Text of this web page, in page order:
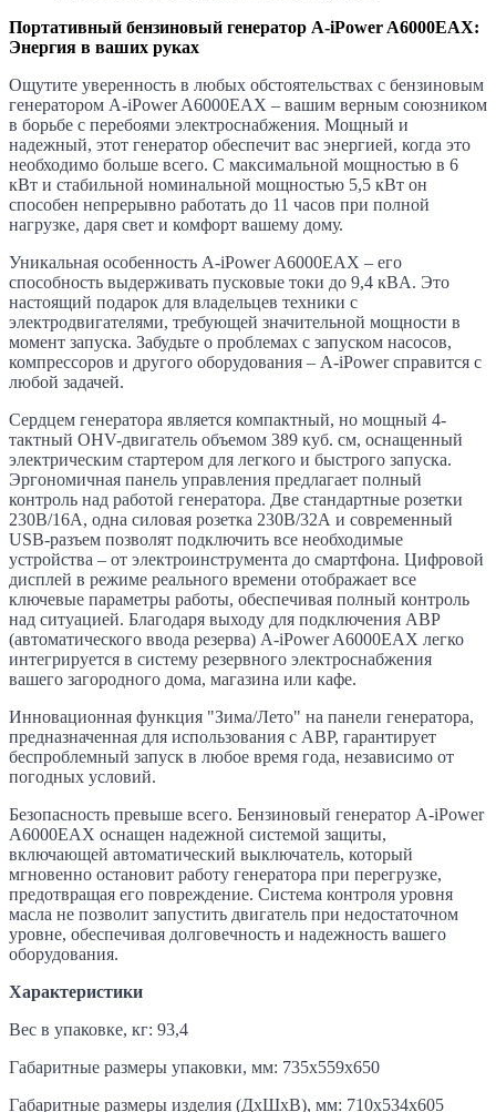
Портативный бензиновый генератор A-iPower A6000EAX:
Энергия в ваших руках
Ощутите уверенность в любых обстоятельствах с бензиновым
генератором A-iPower A6000EAX – вашим верным союзником
в борьбе с перебоями электроснабжения. Мощный и
надежный, этот генератор обеспечит вас энергией, когда это
необходимо больше всего. С максимальной мощностью в 6
кВт и стабильной номинальной мощностью 5,5 кВт он
способен непрерывно работать до 11 часов при полной
нагрузке, даря свет и комфорт вашему дому.
Уникальная особенность A-iPower A6000EAX – его
способность выдерживать пусковые токи до 9,4 кВA. Это
настоящий подарок для владельцев техники с
электродвигателями, требующей значительной мощности в
момент запуска. Забудьте о проблемах с запуском насосов,
компрессоров и другого оборудования – A-iPower справится с
любой задачей.
Сердцем генератора является компактный, но мощный 4-
тактный OHV-двигатель объемом 389 куб. см, оснащенный
электрическим стартером для легкого и быстрого запуска.
Эргономичная панель управления предлагает полный
контроль над работой генератора. Две стандартные розетки
230В/16А, одна силовая розетка 230В/32А и современный
USB-разъем позволят подключить все необходимые
устройства – от электроинструмента до смартфона. Цифровой
дисплей в режиме реального времени отображает все
ключевые параметры работы, обеспечивая полный контроль
над ситуацией. Благодаря выходу для подключения АВР
(автоматического ввода резерва) A-iPower A6000EAX легко
интегрируется в систему резервного электроснабжения
вашего загородного дома, магазина или кафе.
Инновационная функция "Зима/Лето" на панели генератора,
предназначенная для использования с АВР, гарантирует
беспроблемный запуск в любое время года, независимо от
погодных условий.
Безопасность превыше всего. Бензиновый генератор A-iPower
A6000ЕАХ оснащен надежной системой защиты,
включающей автоматический выключатель, который
мгновенно остановит работу генератора при перегрузке,
предотвращая его повреждение. Система контроля уровня
масла не позволит запустить двигатель при недостаточном
уровне, обеспечивая долговечность и надежность вашего
оборудования.
Характеристики
Вес в упаковке, кг: 93,4
Габаритные размеры упаковки, мм: 735х559х650
Габаритные размеры изделия (ДхШхВ), мм: 710х534х605